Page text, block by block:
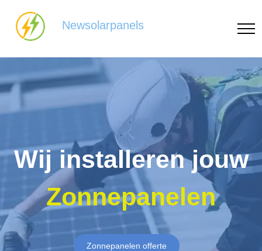
Newsolarpanels
Wij installeren jouw
Zonnepanelen
Zonnepanelen offerte